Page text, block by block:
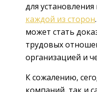
для
каждой из сторон
может стать
трудовых
организацией и
К сожалению,